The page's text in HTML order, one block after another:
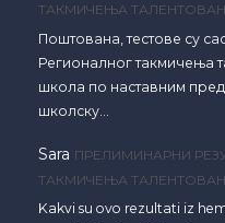
ТАКМИЧЕЊА
Поштована, тестове су
Регионалног такмичења
школа по наставним
школску…
Sara ПРЕЛИМИНАРНИ
ТАКМИЧЕЊА
Kakvi su ovo rezultati iz